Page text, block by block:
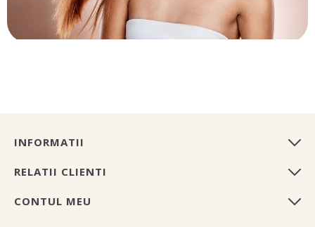
INFORMATII
RELATII CLIENTI
CONTUL MEU